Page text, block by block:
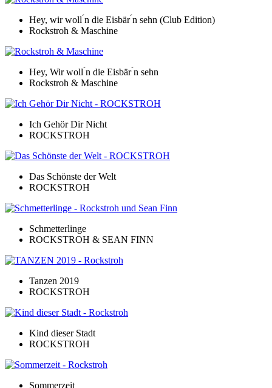
Hey, wir woll ́n die Eisbär ́n sehn (Club Edition)
Rockstroh & Maschine
Hey, Wir woll ́n die Eisbär ́n sehn
Rockstroh & Maschine
Ich Gehör Dir Nicht
ROCKSTROH
Das Schönste der Welt
ROCKSTROH
Schmetterlinge
ROCKSTROH & SEAN FINN
Tanzen 2019
ROCKSTROH
Kind dieser Stadt
ROCKSTROH
Sommerzeit